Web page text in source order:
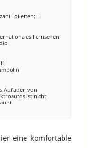
Toiletten: 1
Fernsehen
Aufladen von
ist nicht
eine komfortable